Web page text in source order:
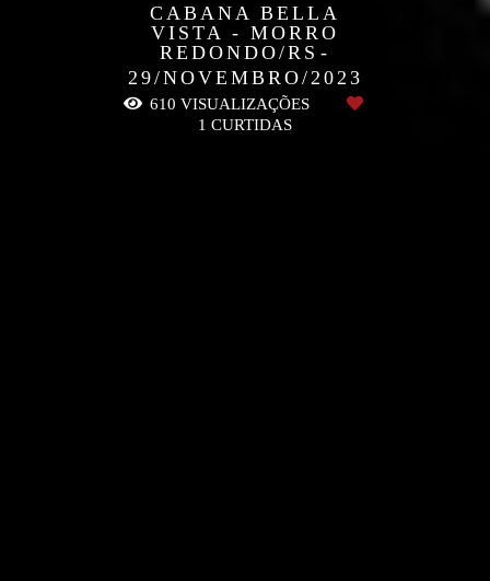
CABANA BELLA
VISTA - MORRO
REDONDO/RS
29/NOVEMBRO/2023
610 VISUALIZAÇÕES
1 CURTIDAS